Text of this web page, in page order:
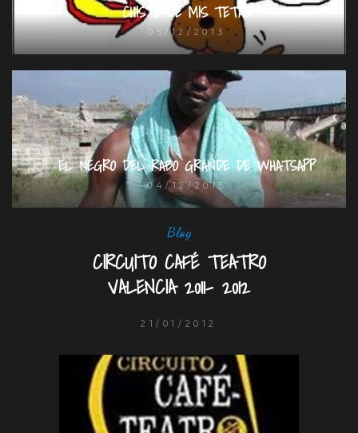
CHISTE DE MIS TETAS
05/12/2013
EL NEGRO DEL RABO GRANDE DE WHATSAPP
04/12/2015
Blog
CIRCUITO CAFÉ TEATRO
VALENCIA 2011- 2012
21/01/2012